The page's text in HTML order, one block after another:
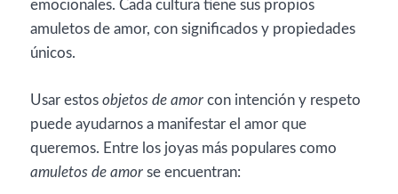
emocionales. Cada cultura tiene sus propios
amuletos de amor, con significados y propiedades
únicos.
Usar estos objetos de amor con intención y respeto
puede ayudarnos a manifestar el amor que
queremos. Entre los joyas más populares como
amuletos de amor se encuentran: